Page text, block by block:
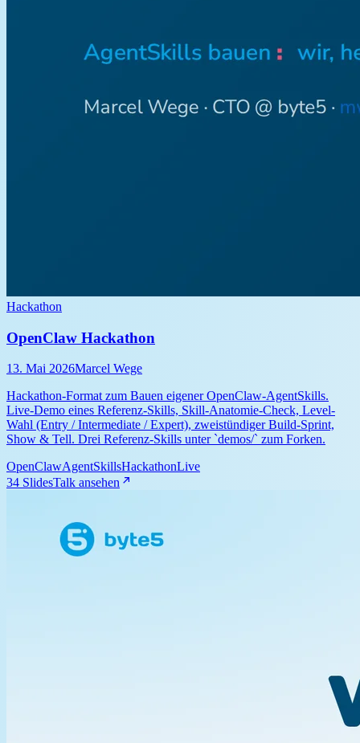
Hackathon
OpenClaw Hackathon
13. Mai 2026Marcel Wege
Hackathon-Format zum Bauen eigener OpenClaw-AgentSkills.
Live-Demo eines Referenz-Skills, Skill-Anatomie-Check, Level-
Wahl (Entry / Intermediate / Expert), zweistündiger Build-Sprint,
Show & Tell. Drei Referenz-Skills unter `demos/` zum Forken.
OpenClawAgentSkillsHackathonLive
34 SlidesTalk ansehen